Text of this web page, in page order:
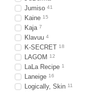
Jumiso 41
Kaine 15
Kaja 7
Klavuu 4
K-SECRET 18
LAGOM 12
LaLa Recipe 1
Laneige 16
Logically, Skin 11